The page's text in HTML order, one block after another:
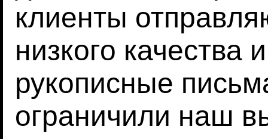
клиенты
низкого качества
рукописные
ограничили наш